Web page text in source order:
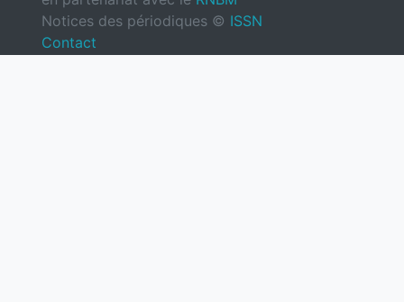
Notices des périodiques © ISSN
Contact